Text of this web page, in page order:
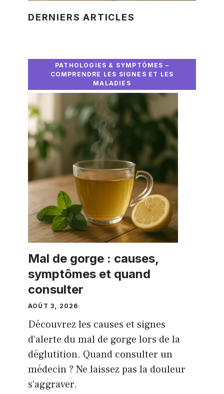
DERNIERS ARTICLES
PATHOLOGIES & SYMPTÔMES –
COMPRENDRE LES SIGNES ET LES
MALADIES
Mal de gorge : causes,
symptômes et quand
consulter
AOÛT 3, 2026
Découvrez les causes et signes
d’alerte du mal de gorge lors de la
déglutition. Quand consulter un
médecin ? Ne laissez pas la douleur
s'aggraver.